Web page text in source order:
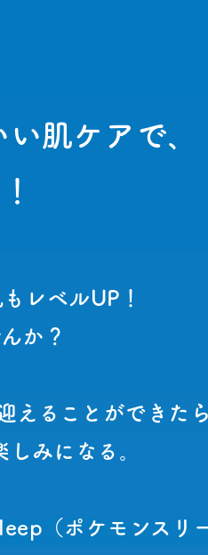
肌ケアで､
レベルUP！
か？
えることができたら
みになる。
（ポケモンスリ